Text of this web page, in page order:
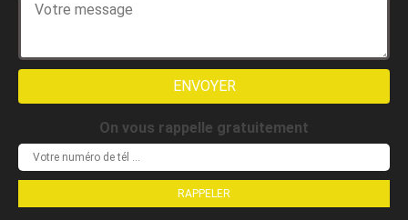
On vous rappelle gratuitement